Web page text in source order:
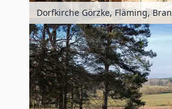
Dorfkirche Görzke, Fläming,